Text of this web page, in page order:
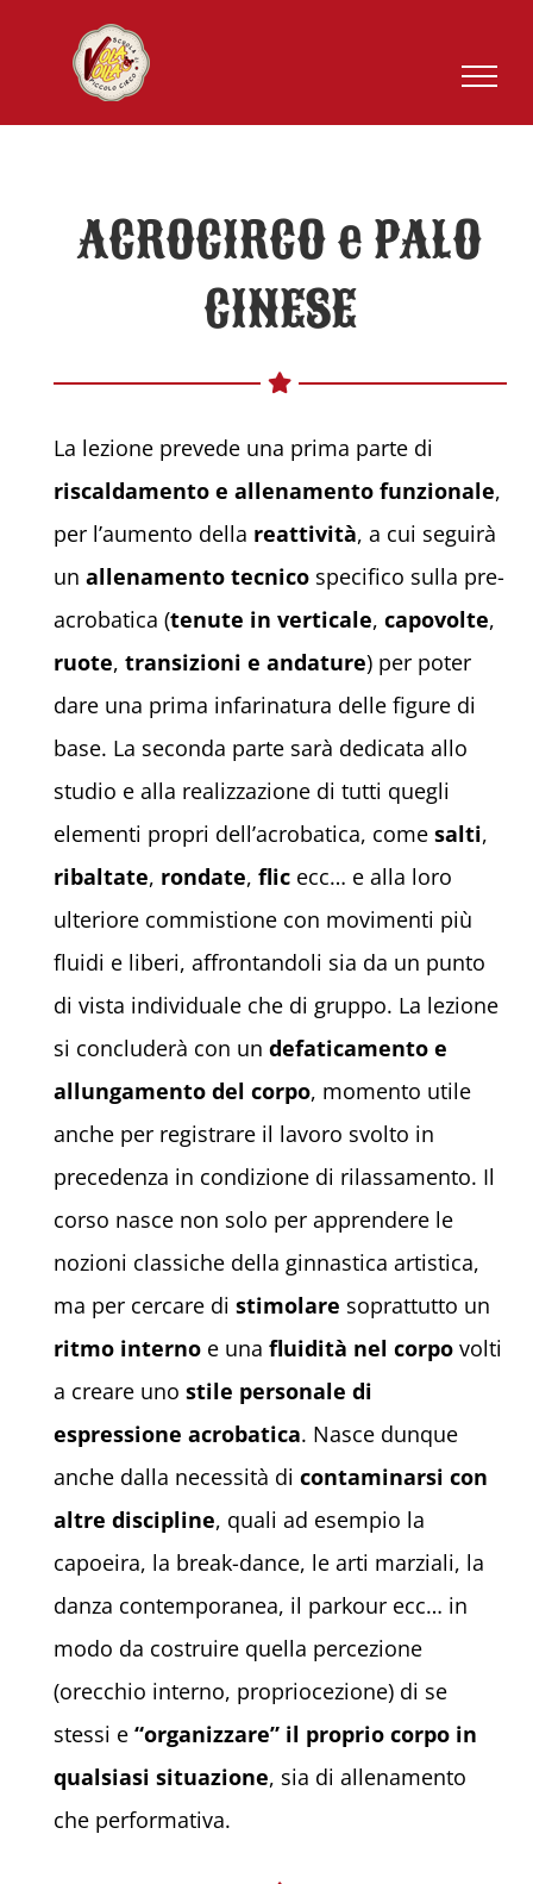
contenuto
ACROCIRCO e PALO
CINESE
La lezione prevede una prima parte di
riscaldamento e allenamento funzionale,
per l’aumento della reattività, a cui seguirà
un allenamento tecnicospecifico sulla pre-
acrobatica (tenute in verticale, capovolte,
ruote, transizioni e andature) per poter
dare una prima infarinatura delle figure di
base. La seconda parte sarà dedicata allo
studio e alla realizzazione di tutti quegli
elementi propri dell’acrobatica, come salti,
ribaltate, rondate, flicecc… e alla loro
ulteriore commistione con movimenti più
fluidi e liberi, affrontandoli sia da un punto
di vista individuale che di gruppo. La lezione
si concluderà con un defaticamento e
allungamento del corpo, momento utile
anche per registrare il lavoro svolto in
precedenza in condizione di rilassamento. Il
corso nasce non solo per apprendere le
nozioni classiche della ginnastica artistica,
ma per cercare di stimolare soprattutto un
ritmo internoe una fluidità nel corpovolti
a creare uno stile personale di
espressione acrobatica. Nasce dunque
anche dalla necessità di contaminarsi con
altre discipline, quali ad esempio la
capoeira, la break-dance, le arti marziali, la
danza contemporanea, il parkour ecc… in
modo da costruire quella percezione
(orecchio interno, propriocezione) di se
stessi e“organizzare” il proprio corpo in
qualsiasi situazione, sia di allenamento
che performativa.